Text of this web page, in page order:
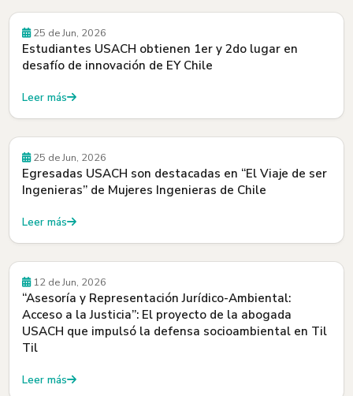
25 de Jun, 2026
Estudiantes USACH obtienen 1er y 2do lugar en
desafío de innovación de EY Chile
Leer más
25 de Jun, 2026
Egresadas USACH son destacadas en “El Viaje de ser
Ingenieras” de Mujeres Ingenieras de Chile
Leer más
12 de Jun, 2026
“Asesoría y Representación Jurídico-Ambiental:
Acceso a la Justicia”: El proyecto de la abogada
USACH que impulsó la defensa socioambiental en Til
Til
Leer más